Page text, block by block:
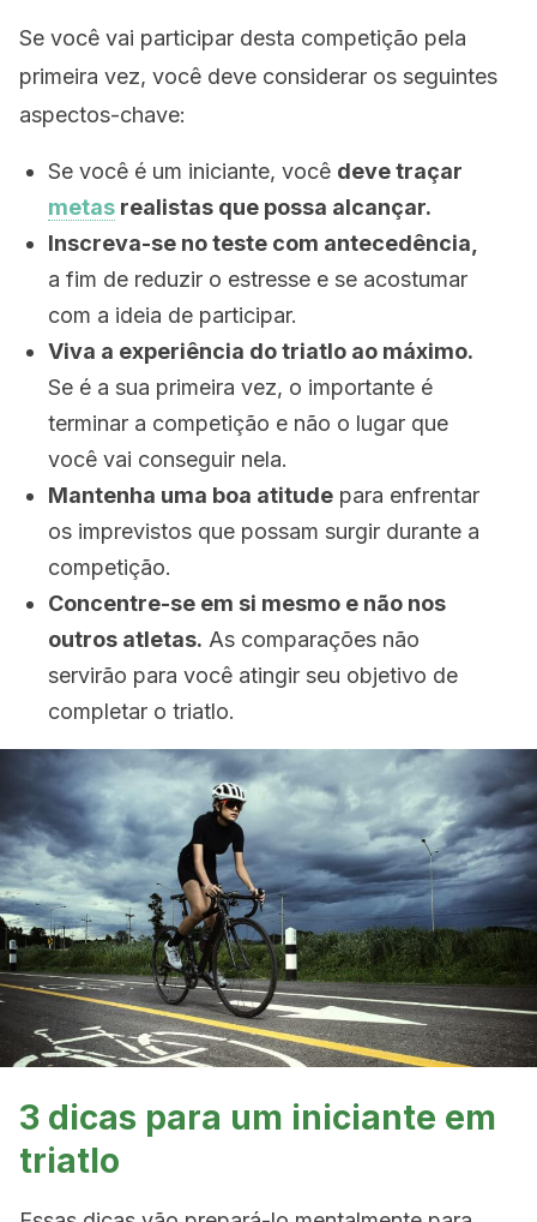
Se você vai participar desta competição pela
primeira vez, você deve considerar os seguintes
aspectos-chave:
Se você é um iniciante, você deve traçar
metas realistas que possa alcançar.
Inscreva-se no teste com antecedência,
a fim de reduzir o estresse e se acostumar
com a ideia de participar.
Viva a experiência do triatlo ao máximo.
Se é a sua primeira vez, o importante é
terminar a competição e não o lugar que
você vai conseguir nela.
Mantenha uma boa atitude para enfrentar
os imprevistos que possam surgir durante a
competição.
Concentre-se em si mesmo e não nos
outros atletas. As comparações não
servirão para você atingir seu objetivo de
completar o triatlo.
3 dicas para um iniciante em
triatlo